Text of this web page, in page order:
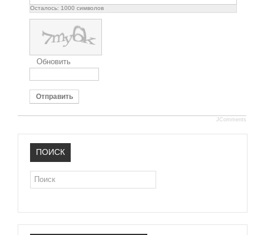
Осталось: 1000 символов
Обновить
Отправить
JComments
ПОИСК
Поиск